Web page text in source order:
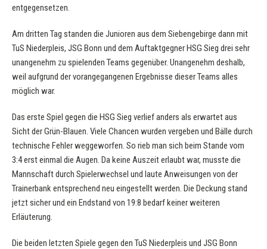
entgegensetzen.
Am dritten Tag standen die Junioren aus dem Siebengebirge dann mit
TuS Niederpleis, JSG Bonn und dem Auftaktgegner HSG Sieg drei sehr
unangenehm zu spielenden Teams gegenüber. Unangenehm deshalb,
weil aufgrund der vorangegangenen Ergebnisse dieser Teams alles
möglich war.
Das erste Spiel gegen die HSG Sieg verlief anders als erwartet aus
Sicht der Grün-Blauen. Viele Chancen wurden vergeben und Bälle durch
technische Fehler weggeworfen. So rieb man sich beim Stande vom
3:4 erst einmal die Augen. Da keine Auszeit erlaubt war, musste die
Mannschaft durch Spielerwechsel und laute Anweisungen von der
Trainerbank entsprechend neu eingestellt werden. Die Deckung stand
jetzt sicher und ein Endstand von 19:8 bedarf keiner weiteren
Erläuterung.
Die beiden letzten Spiele gegen den TuS Niederpleis und JSG Bonn